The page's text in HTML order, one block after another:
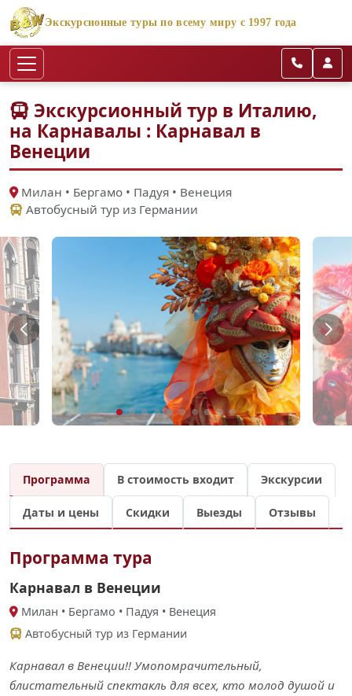
Экскурсионные туры по всему миру с 1997 года
Экскурсионный тур в Италию,
на Карнавалы : Карнавал в
Венеции
Милан • Бергамо • Падуя • Венеция
Автобусный тур из Германии
Программа В стоимость входит Экскурсии
Даты и цены Скидки Выезды Отзывы
Программа тура
Карнавал в Венеции
Милан • Бергамо • Падуя • Венеция
Автобусный тур из Германии
Карнавал в Венеции!! Умопомрачительный,
блистательный спектакль для всех, кто молод душой и